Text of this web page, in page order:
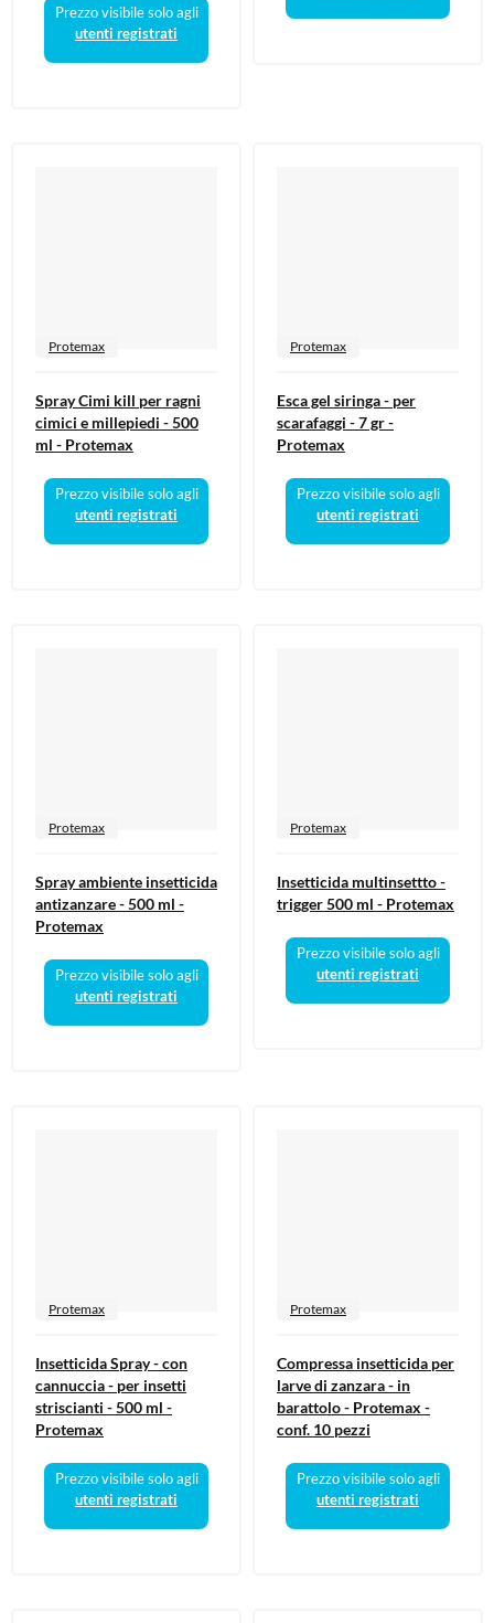
Prezzo visibile solo agli
utenti registrati
Protemax
Spray Cimi kill per ragni
cimici e millepiedi - 500
ml - Protemax
Prezzo visibile solo agli
utenti registrati
Protemax
Esca gel siringa - per
scarafaggi - 7 gr -
Protemax
Prezzo visibile solo agli
utenti registrati
Protemax
Spray ambiente insetticida
antizanzare - 500 ml -
Protemax
Prezzo visibile solo agli
utenti registrati
Protemax
Insetticida multinsettto -
trigger 500 ml - Protemax
Prezzo visibile solo agli
utenti registrati
Protemax
Insetticida Spray - con
cannuccia - per insetti
striscianti - 500 ml -
Protemax
Prezzo visibile solo agli
utenti registrati
Protemax
Compressa insetticida per
larve di zanzara - in
barattolo - Protemax -
conf. 10 pezzi
Prezzo visibile solo agli
utenti registrati